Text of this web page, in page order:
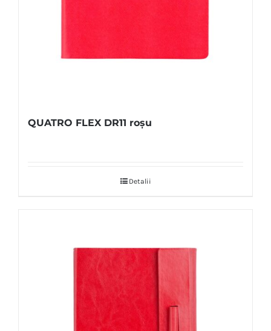
QUATRO FLEX DR11 roșu
Detalii